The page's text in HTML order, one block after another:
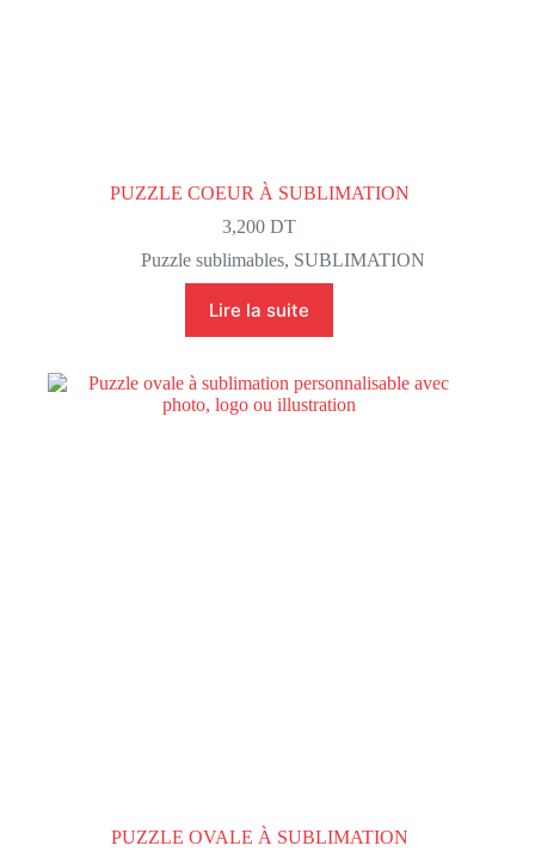
PUZZLE COEUR À SUBLIMATION
3,200DT
Puzzle sublimables, SUBLIMATION
Lire la suite
PUZZLE OVALE À SUBLIMATION